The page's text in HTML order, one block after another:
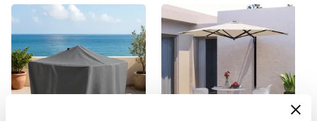
Braccioli
Si
Materiale Seduta
Metallo
Colore Seduta